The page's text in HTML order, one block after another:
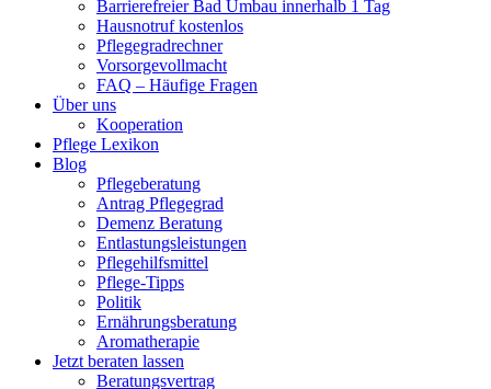
Barrierefreier Bad Umbau innerhalb 1 Tag
Hausnotruf kostenlos
Pflegegradrechner
Vorsorgevollmacht
FAQ – Häufige Fragen
Über uns
Kooperation
Pflege Lexikon
Blog
Pflegeberatung
Antrag Pflegegrad
Demenz Beratung
Entlastungsleistungen
Pflegehilfsmittel
Pflege-Tipps
Politik
Ernährungsberatung
Aromatherapie
Jetzt beraten lassen
Beratungsvertrag